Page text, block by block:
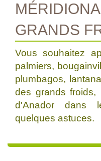
GRANDS
Vous souhaitez
palmiers,
plumbagos,
des grands froids,
d'Anador dans
quelques astuces.